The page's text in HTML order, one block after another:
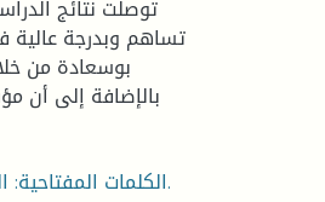
بوسعادة من
بالإضافة إلى أن مؤسسات
الكلمات المفتاحية: البلدية، مؤسسة الطور الابتدائي، الصيانة، النقل، المطاعم.